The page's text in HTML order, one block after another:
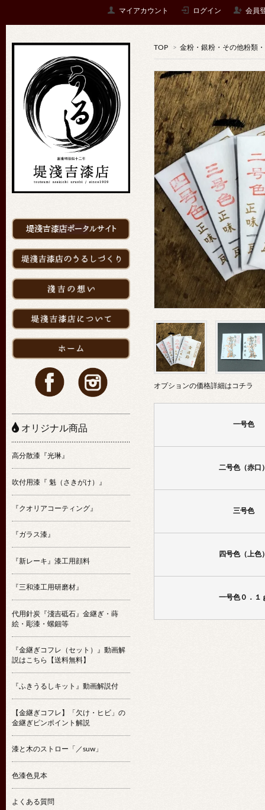
マイアカウント ログイン 会員
TOP > 金粉・銀粉・その他粉類
オプションの価格詳細はコチラ
一号色
二号色（赤口
三号色
四号色（上色
一号色０．１
オリジナル商品
高分散漆『光琳』
吹付用漆『 魁（さきがけ）』
『クオリアコーティング』
『ガラス漆』
『新レーキ』漆工用顔料
『三和漆工用研磨材』
代用針炭『淺吉砥石』金継ぎ・蒔
絵・彫漆・螺鈿等
『金継ぎコフレ（セット）』動画解
説はこちら【送料無料】
『ふきうるしキット』動画解説付
【金継ぎコフレ】「欠け・ヒビ」の
金継ぎピンポイント解説
漆と木のストロー「／suw」
色漆色見本
よくある質問